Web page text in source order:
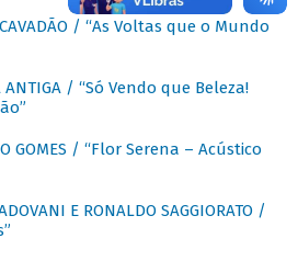
/ “As Voltas que o Mundo
ANTIGA / “Só Vendo que Beleza!
GOMES / “Flor Serena – Acústico
E RONALDO SAGGIORATO /